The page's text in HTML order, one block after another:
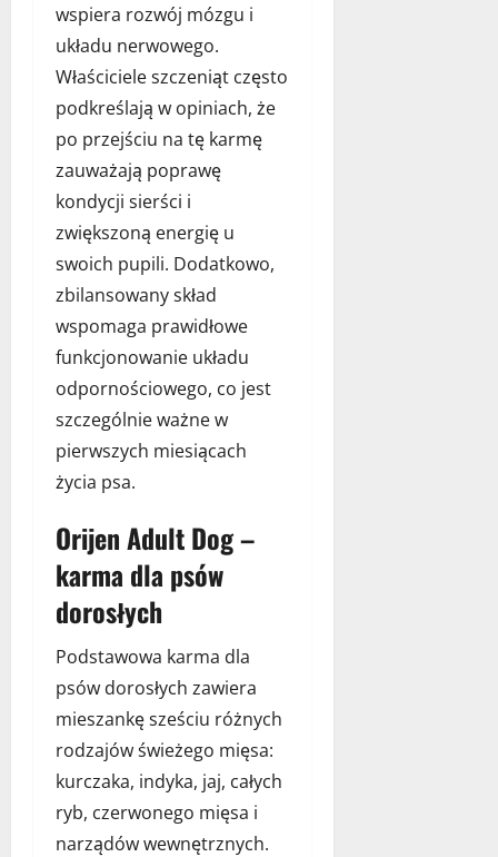
wspiera rozwój mózgu i
układu nerwowego.
Właściciele szczeniąt często
podkreślają w opiniach, że
po przejściu na tę karmę
zauważają poprawę
kondycji sierści i
zwiększoną energię u
swoich pupili. Dodatkowo,
zbilansowany skład
wspomaga prawidłowe
funkcjonowanie układu
odpornościowego, co jest
szczególnie ważne w
pierwszych miesiącach
życia psa.
Orijen Adult Dog –
karma dla psów
dorosłych
Podstawowa karma dla
psów dorosłych zawiera
mieszankę sześciu różnych
rodzajów świeżego mięsa:
kurczaka, indyka, jaj, całych
ryb, czerwonego mięsa i
narządów wewnętrznych.